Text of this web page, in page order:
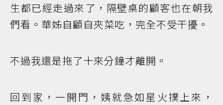
生都已經走過來了，隔壁桌的顧客也在朝我
們看。華姊自顧自夾菜吃，完全不受干擾。
不過我還是拖了十來分鐘才離開。
回到家，一開門，姨就急如星火撲上來，